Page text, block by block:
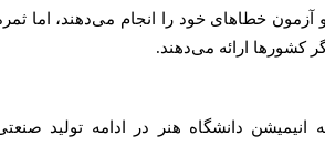
خطاهای خود را انجام می‌دهند،اما ثمره
کشورها ارائه می‌دهند.
دانشگاه هنر در ادامه تولید صنعتی